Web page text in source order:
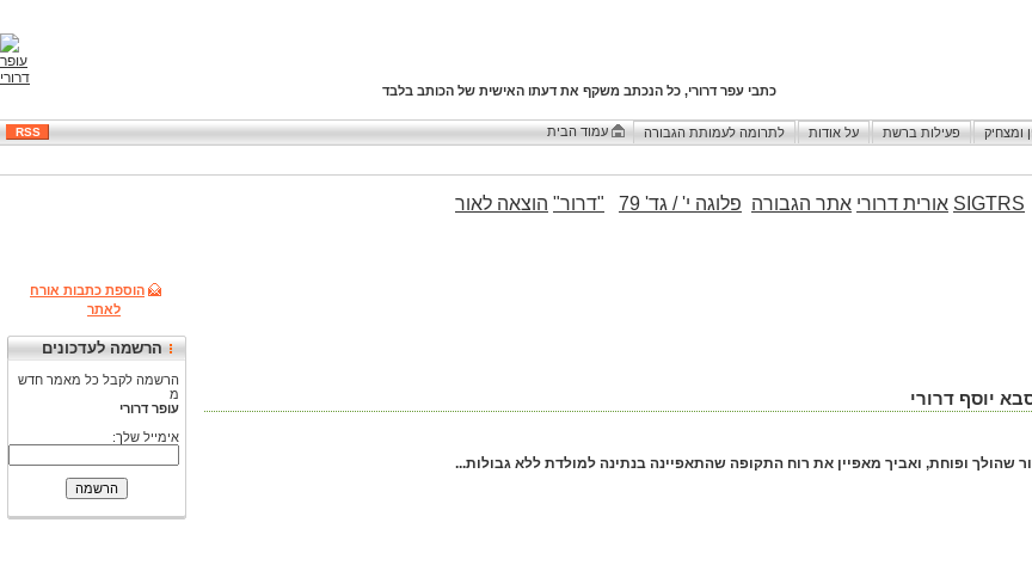
כתבי עפר דרורי, כל הנכתב משקף את דעתו האישית של הכותב בלבד
RSS ומצחיק פעילות ברשת על אודות לתרומה לעמותת הגבורה עמוד הבית
הוספת כתבות אורח
לאתר
הרשמה לעדכונים
הרשמה לקבל כל מאמר חדש
מ
עופר דרורי
אימייל שלך:
SIGTRS אורית דרורי אתר הגבורה פלוגה י' / גד' 79 "דרור" הוצאה לאור
יוסף דרורי
שהולך ופוחת, ואביך מאפיין את רוח התקופה שהתאפיינה בנתינה למולדת ללא גבולות...